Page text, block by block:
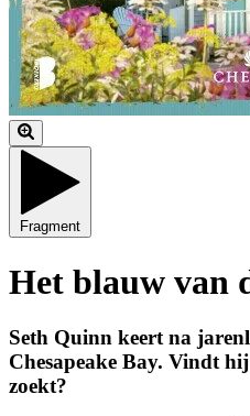
Fragment
Het blauw van
Seth Quinn keert na
Chesapeake Bay. Vindt
zoekt?